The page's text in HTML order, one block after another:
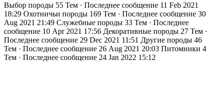
Выбор породы 55 Тем · Последнее сообщение 11 Feb 2021
18:29 Охотничьи породы 169 Тем · Последнее сообщение 30
Aug 2021 21:49 Служебные породы 33 Тем · Последнее
сообщение 10 Apr 2021 17:56 Декоративные породы 27 Тем ·
Последнее сообщение 29 Dec 2021 11:51 Другие породы 46
Тем · Последнее сообщение 26 Aug 2021 20:03 Питомники 4
Тем · Последнее сообщение 24 Jan 2022 15:12